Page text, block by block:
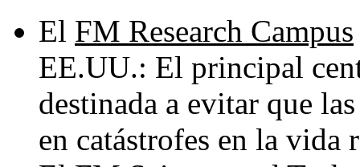
El FM Research Campus
EE.UU.: El principal
destinada a evitar que
en catástrofes en la vida